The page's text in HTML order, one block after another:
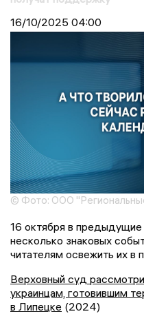
16/10/2025 04:00
© Фото: ООО
16 октября в
несколько знаковых
читателям освежить их в
Верховный суд
украинцам, готовившим
в Липецке (2024)